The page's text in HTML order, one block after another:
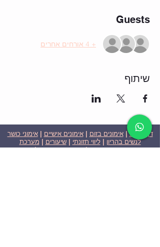
Guests
+ 4 אורחים אחרים
שיתוף
דף הבית|אימונים בזום |אימונים אישיים |אימוני כושר
לנשים בהריון |ליווי תזונתי |שיעורים | מערכת
שבועית-אימונים בזום|תוכניות ומחירים|סרטוני